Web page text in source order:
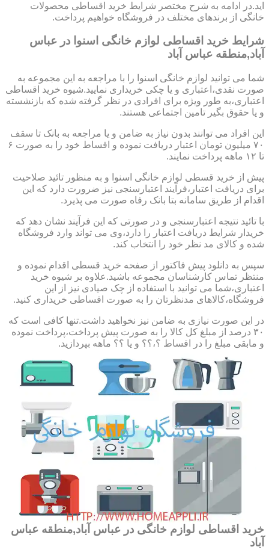
اید.در ادامه به شرح مختصر شرایط خرید اقساطی محصولات
خانگی از برندهای مختلف در فروشگاه خواهیم پرداخت.
شرایط خرید اقساطی لوازم خانگی اسنوا در عباس
آباد,منطقه عباس آباد
شما می توانید لوازم خانگی اسنوا را با مراجعه به این مجموعه به
صورت نقدی،اعتباری و یا چکی خریداری نمایید.شیوه خرید اقساطی
اعتباری،به طور ویژه برای افرادی در نظر گرفته شده که بازنشسته
و یا حقوق بگیر تامین اجتماعی هستند.
این افراد می توانند بدون نیاز به ضامن و یا مراجعه به بانک تا سقف
۷۰ میلیون تومان اعتبار دریافت نموده و اقساط خود را به صورت ۶
تا ۱۲ ماهه پرداخت نمایند.
پیش از خرید قسطی لوازم خانگی اسنوا و به منظور تائید صلاحیت
برای دریافت اعتبار،فرآیند اعتبارسنجی نیز ضرورت دارد که این
اقدام از طریق سامانه بتا بانک رفاه صورت می پذیرد.
با تائید نتیجه اعتبارسنجی و در صورتی که این فرآیند نشان دهد که
خریدار شرایط دریافت اعتبار را دارد،وی می تواند وارد فروشگاه
شده و کالای مد نظر خود را انتخاب کند.
سپس به دانلود پیش فاکتور از صفحه خرید قسطی اقدام نموده و
منتظر تماس کارشناسان مجموعه باشید.علاوه بر شیوه خرید
اعتباری،شما می توانید با استفاده از چک صیادی نیز از این
فروشگاه،کالاهای مدنظرتان را به صورت اقساطی خریداری کنید.
در این صورت نیازی به ضامن نیز نخواهید داشت.تنها کافی است که
۳۰ درصد از مبلغ کل کالا را به صورت پیش پرداخت،پرداخت نموده
و مابقی مبلغ را در اقساط ؟،؟؟ و یا ؟؟ ماهه بپردازید.
خرید اقساطی لوازم خانگی در عباس آباد,منطقه عباس
آباد